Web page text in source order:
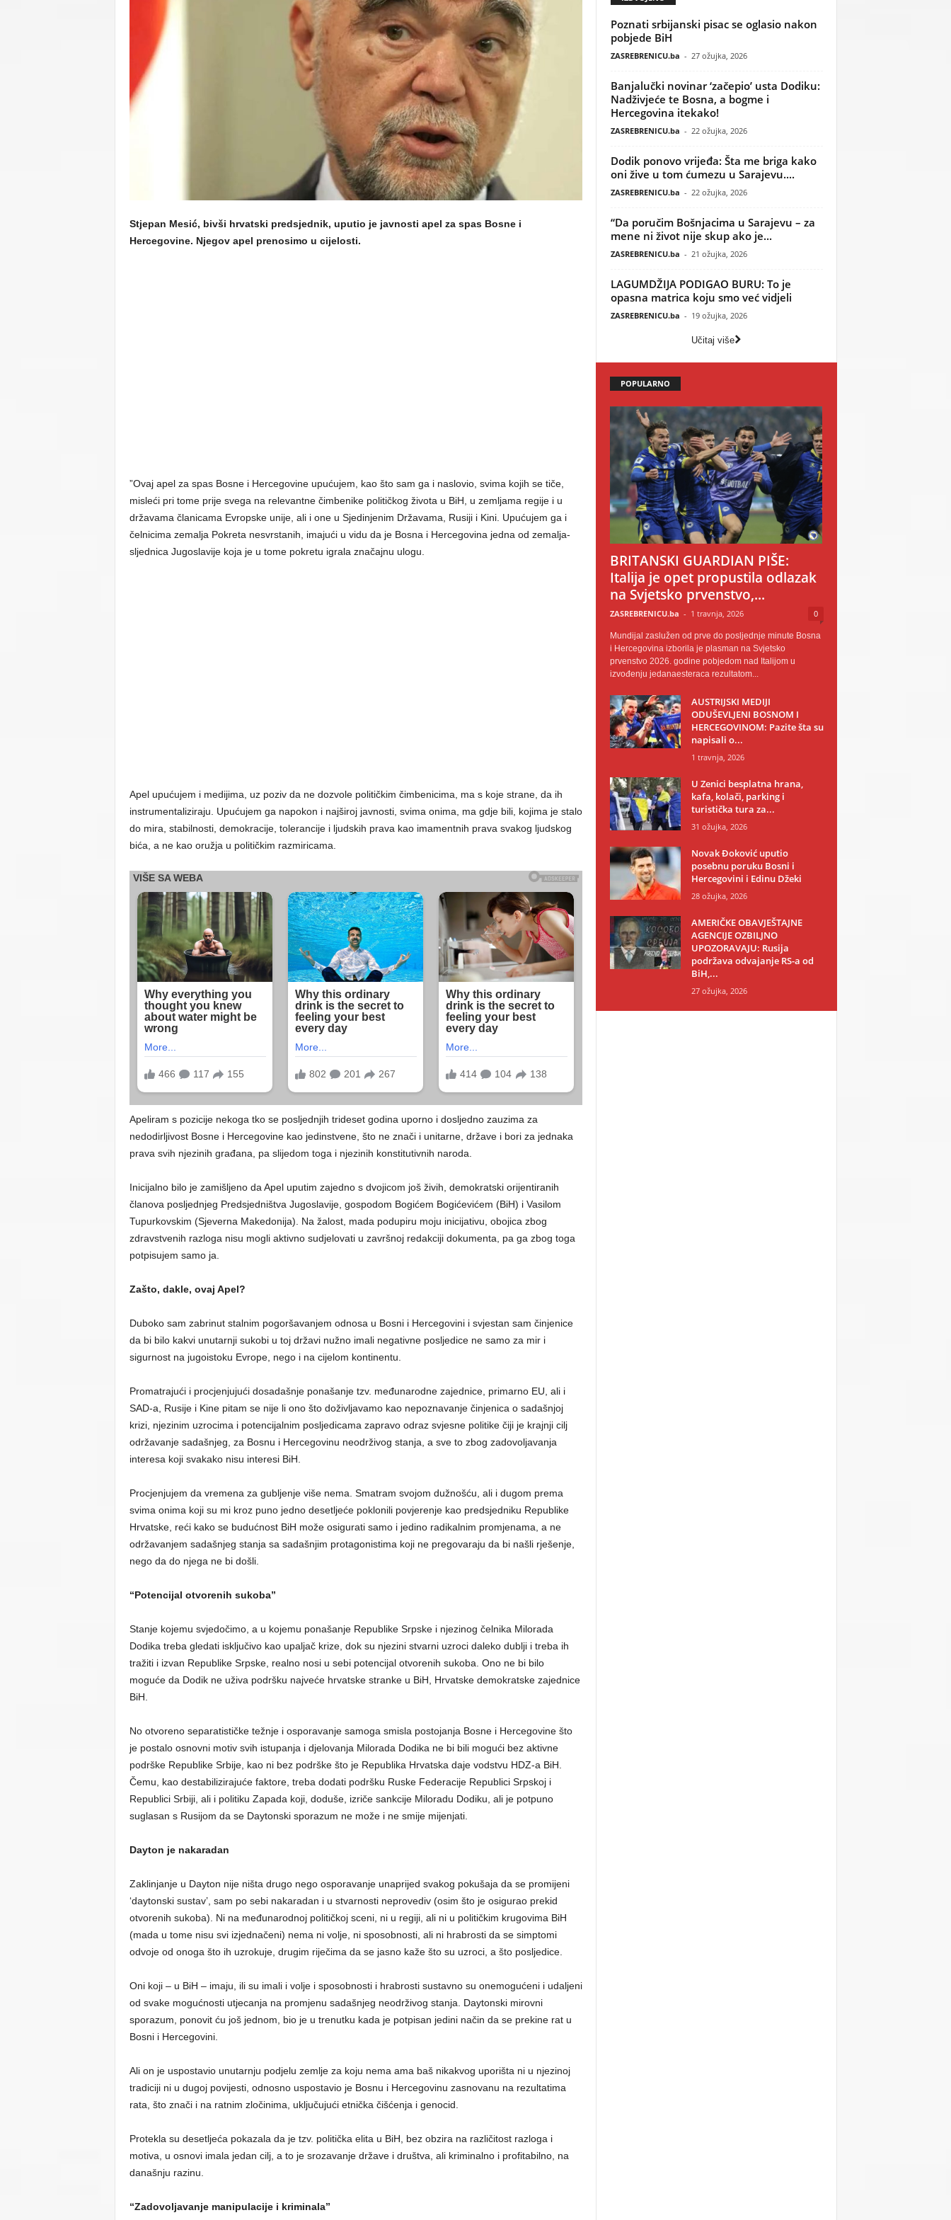
C
Stjepan Mesić, bivši hrvatski predsjednik, uputio je javnosti apel za spas Bosne i
Hercegovine. Njegov apel prenosimo u cijelosti.
”Ovaj apel za spas Bosne i Hercegovine upućujem, kao što sam ga i naslovio, svima kojih se tiče,
misleći pri tome prije svega na relevantne čimbenike političkog života u BiH, u zemljama regije i u
državama članicama Evropske unije, ali i one u Sjedinjenim Državama, Rusiji i Kini. Upućujem ga i
čelnicima zemalja Pokreta nesvrstanih, imajući u vidu da je Bosna i Hercegovina jedna od zemalja-
sljednica Jugoslavije koja je u tome pokretu igrala značajnu ulogu.
Apel upućujem i medijima, uz poziv da ne dozvole političkim čimbenicima, ma s koje strane, da ih
instrumentaliziraju. Upućujem ga napokon i najširoj javnosti, svima onima, ma gdje bili, kojima je stalo
do mira, stabilnosti, demokracije, tolerancije i ljudskih prava kao imamentnih prava svakog ljudskog
bića, a ne kao oružja u političkim razmiricama.
Apeliram s pozicije nekoga tko se posljednjih trideset godina uporno i dosljedno zauzima za
nedodirljivost Bosne i Hercegovine kao jedinstvene, što ne znači i unitarne, države i bori za jednaka
prava svih njezinih građana, pa slijedom toga i njezinih konstitutivnih naroda.
Inicijalno bilo je zamišljeno da Apel uputim zajedno s dvojicom još živih, demokratski orijentiranih
članova posljednjeg Predsjedništva Jugoslavije, gospodom Bogićem Bogićevićem (BiH) i Vasilom
Tupurkovskim (Sjeverna Makedonija). Na žalost, mada podupiru moju inicijativu, obojica zbog
zdravstvenih razloga nisu mogli aktivno sudjelovati u završnoj redakciji dokumenta, pa ga zbog toga
potpisujem samo ja.
Zašto, dakle, ovaj Apel?
Duboko sam zabrinut stalnim pogoršavanjem odnosa u Bosni i Hercegovini i svjestan sam činjenice
da bi bilo kakvi unutarnji sukobi u toj državi nužno imali negativne posljedice ne samo za mir i
sigurnost na jugoistoku Evrope, nego i na cijelom kontinentu.
Promatrajući i procjenjujući dosadašnje ponašanje tzv. međunarodne zajednice, primarno EU, ali i
SAD-a, Rusije i Kine pitam se nije li ono što doživljavamo kao nepoznavanje činjenica o sadašnjoj
krizi, njezinim uzrocima i potencijalnim posljedicama zapravo odraz svjesne politike čiji je krajnji cilj
održavanje sadašnjeg, za Bosnu i Hercegovinu neodrživog stanja, a sve to zbog zadovoljavanja
interesa koji svakako nisu interesi BiH.
Procjenjujem da vremena za gubljenje više nema. Smatram svojom dužnošću, ali i dugom prema
svima onima koji su mi kroz puno jedno desetljeće poklonili povjerenje kao predsjedniku Republike
Hrvatske, reći kako se budućnost BiH može osigurati samo i jedino radikalnim promjenama, a ne
održavanjem sadašnjeg stanja sa sadašnjim protagonistima koji ne pregovaraju da bi našli rješenje,
nego da do njega ne bi došli.
“Potencijal otvorenih sukoba”
Stanje kojemu svjedočimo, a u kojemu ponašanje Republike Srpske i njezinog čelnika Milorada
Dodika treba gledati isključivo kao upaljač krize, dok su njezini stvarni uzroci daleko dublji i treba ih
tražiti i izvan Republike Srpske, realno nosi u sebi potencijal otvorenih sukoba. Ono ne bi bilo
moguće da Dodik ne uživa podršku najveće hrvatske stranke u BiH, Hrvatske demokratske zajednice
BiH.
No otvoreno separatističke težnje i osporavanje samoga smisla postojanja Bosne i Hercegovine što
je postalo osnovni motiv svih istupanja i djelovanja Milorada Dodika ne bi bili mogući bez aktivne
podrške Republike Srbije, kao ni bez podrške što je Republika Hrvatska daje vodstvu HDZ-a BiH.
Čemu, kao destabilizirajuće faktore, treba dodati podršku Ruske Federacije Republici Srpskoj i
Republici Srbiji, ali i politiku Zapada koji, doduše, izriče sankcije Miloradu Dodiku, ali je potpuno
suglasan s Rusijom da se Daytonski sporazum ne može i ne smije mijenjati.
Dayton je nakaradan
Zaklinjanje u Dayton nije ništa drugo nego osporavanje unaprijed svakog pokušaja da se promijeni
‘daytonski sustav’, sam po sebi nakaradan i u stvarnosti neprovediv (osim što je osigurao prekid
otvorenih sukoba). Ni na međunarodnoj političkoj sceni, ni u regiji, ali ni u političkim krugovima BiH
(mada u tome nisu svi izjednačeni) nema ni volje, ni sposobnosti, ali ni hrabrosti da se simptomi
odvoje od onoga što ih uzrokuje, drugim riječima da se jasno kaže što su uzroci, a što posljedice.
Oni koji – u BiH – imaju, ili su imali i volje i sposobnosti i hrabrosti sustavno su onemogućeni i udaljeni
od svake mogućnosti utjecanja na promjenu sadašnjeg neodrživog stanja. Daytonski mirovni
sporazum, ponovit ću još jednom, bio je u trenutku kada je potpisan jedini način da se prekine rat u
Bosni i Hercegovini.
Ali on je uspostavio unutarnju podjelu zemlje za koju nema ama baš nikakvog uporišta ni u njezinoj
tradiciji ni u dugoj povijesti, odnosno uspostavio je Bosnu i Hercegovinu zasnovanu na rezultatima
rata, što znači i na ratnim zločinima, uključujući etnička čišćenja i genocid.
Protekla su desetljeća pokazala da je tzv. politička elita u BiH, bez obzira na različitost razloga i
motiva, u osnovi imala jedan cilj, a to je srozavanje države i društva, ali kriminalno i profitabilno, na
današnju razinu.
“Zadovoljavanje manipulacije i kriminala”
Poznati srbijanski pisac se oglasio nakon
pobjede BiH
ZASREBRENICU.ba - 27 ožujka, 2026
Banjalučki novinar ‘začepio’ usta Dodiku:
Nadživjeće te Bosna, a bogme i
Hercegovina itekako!
ZASREBRENICU.ba - 22 ožujka, 2026
Dodik ponovo vrijeđa: Šta me briga kako
oni žive u tom ćumezu u Sarajevu....
ZASREBRENICU.ba - 22 ožujka, 2026
“Da poručim Bošnjacima u Sarajevu – za
mene ni život nije skup ako je...
ZASREBRENICU.ba - 21 ožujka, 2026
LAGUMDŽIJA PODIGAO BURU: To je
opasna matrica koju smo već vidjeli
ZASREBRENICU.ba - 19 ožujka, 2026
Učitaj više
POPULARNO
BRITANSKI GUARDIAN PIŠE:
Italija je opet propustila odlazak
na Svjetsko prvenstvo,...
ZASREBRENICU.ba - 1 travnja, 2026 0
Mundijal zaslužen od prve do posljednje minute Bosna
i Hercegovina izborila je plasman na Svjetsko
prvenstvo 2026. godine pobjedom nad Italijom u
izvođenju jedanaesteraca rezultatom...
AUSTRIJSKI MEDIJI
ODUŠEVLJENI BOSNOM I
HERCEGOVINOM: Pazite šta su
napisali o...
1 travnja, 2026
U Zenici besplatna hrana,
kafa, kolači, parking i
turistička tura za...
31 ožujka, 2026
Novak Đoković uputio
posebnu poruku Bosni i
Hercegovini i Edinu Džeki
28 ožujka, 2026
AMERIČKE OBAVJEŠTAJNE
AGENCIJE OZBILJNO
UPOZORAVAJU: Rusija
podržava odvajanje RS-a od
BiH,...
27 ožujka, 2026